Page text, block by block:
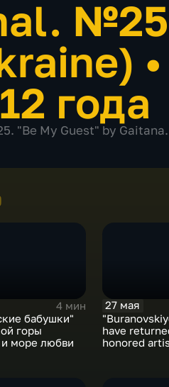
•
года
"Be My Guest" by Gaitana.
4 мин
бабушки"
горы
и море любви
27 мая
have
honored